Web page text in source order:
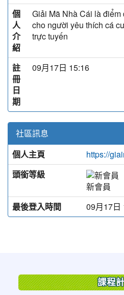
個
人
介
紹
Giải Mã Nhà Cái là
cho người yêu thích cá
trực tuyến
註
冊
日
期
09月17日 15:16
社區訊息
個人主頁
https://
頭銜等級
新會員
最後登入時間
09月17日
課程